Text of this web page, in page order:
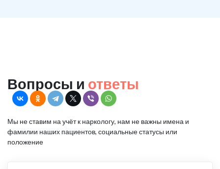
Вопросы и ответы
Мы не ставим на учёт к наркологу, нам не важны имена и
фамилии наших пациентов, социальные статусы или
положение